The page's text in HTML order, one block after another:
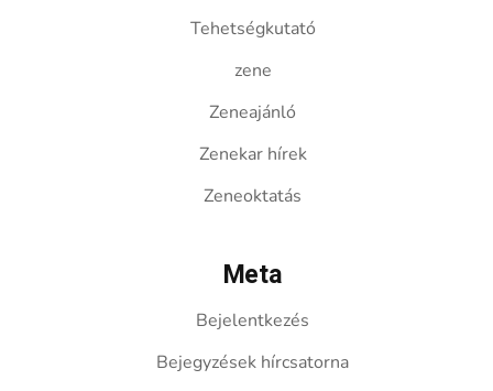
Tehetségkutató
zene
Zeneajánló
Zenekar hírek
Zeneoktatás
Meta
Bejelentkezés
Bejegyzések hírcsatorna